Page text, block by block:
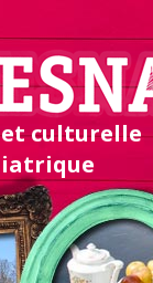
culturelle